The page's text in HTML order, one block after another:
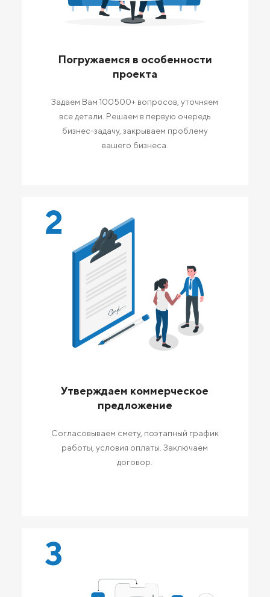
Погружаемся в особенности
проекта
Задаем Вам 100500+ вопросов, уточняем
все детали. Решаем в первую очередь
бизнес-задачу, закрываем проблему
вашего бизнеса.
2
Утверждаем коммерческое
предложение
Согласовываем смету, поэтапный график
работы, условия оплаты. Заключаем
договор.
3